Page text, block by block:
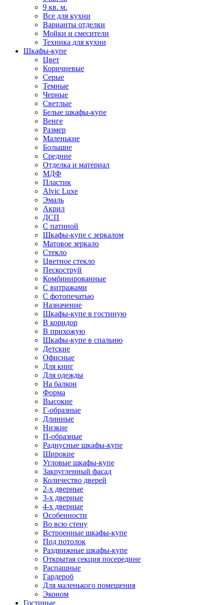
9 кв. м.
Все для кухни
Варианты отделки
Мойки и смесители
Техника для кухни
Шкафы-купе
Цвет
Коричневые
Серые
Темные
Черные
Светлые
Белые шкафы-купе
Венге
Размер
Маленькие
Большие
Средние
Отделка и материал
МДФ
Пластик
Alvic Luxe
Эмаль
Акрил
ДСП
С патиной
Шкафы-купе с зеркалом
Матовое зеркало
Стекло
Цветное стекло
Пескоструй
Комбинированные
С витражами
С фотопечатью
Назначение
Шкафы-купе в гостиную
В коридор
В прихожую
Шкафы-купе в спальню
Детские
Офисные
Для книг
Для одежды
На балкон
Форма
Высокие
Г-образные
Длинные
Низкие
П-образные
Радиусные шкафы-купе
Широкие
Угловые шкафы-купе
Закругленный фасад
Количество дверей
2-х дверные
3-х дверные
4-х дверные
Особенности
Во всю стену
Встроенные шкафы-купе
Под потолок
Раздвижные шкафы-купе
Открытая секция посередине
Распашные
Гардероб
Для маленького помещения
Эконом
Гостиные